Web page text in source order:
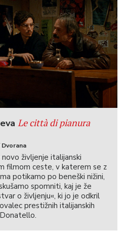
Le città di pianura
Dvorana
življenje italijanski
filmom ceste, v katerem se z
potikamo po beneški nižini,
spomniti, kaj je že
o življenju«, ki jo je odkril
prestižnih italijanskih